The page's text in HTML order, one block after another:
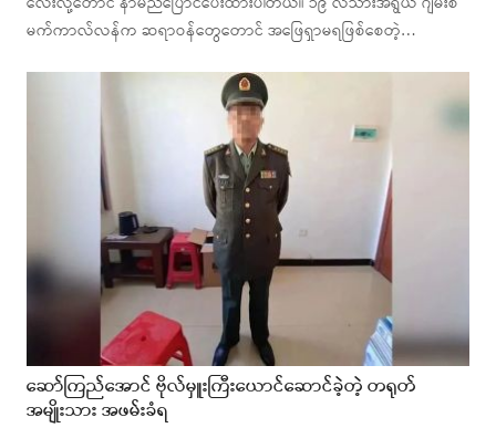
မက်ကာလ်လန်က ဆရာဝန်တွေတောင် အဖြေရှာမရဖြစ်စေတဲ့…
ဆော်ကြည်အောင် ဗိုလ်မှူးကြီးယောင်ဆောင်ခဲ့တဲ့ တရုတ်
အမျိုးသား အဖမ်းခံရ